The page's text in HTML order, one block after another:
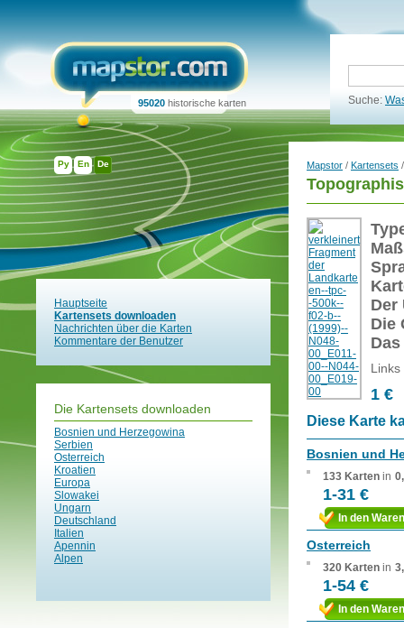
Ру En De
95020 historische karten Suche:
Hauptseite
Kartensets downloaden
Nachrichten über die Karten
Kommentare der Benutzer
Die Kartensets downloaden
Bosnien und Herzegowina
Serbien
Osterreich
Kroatien
Europa
Slowakei
Ungarn
Deutschland
Italien
Apennin
Alpen
Mapstor / Kartensets
Der
Die
1 €
Diese Karte
Bosnien und
133 Karten in
1-31 €
In den
Osterreich
320 Karten in
1-54 €
In den